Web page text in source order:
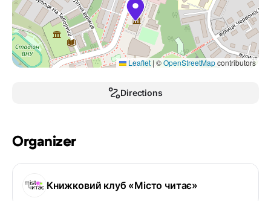
Leaflet | ©OpenStreetMapcontributors
Directions
Organizer
Книжковий клуб «Місто читає»